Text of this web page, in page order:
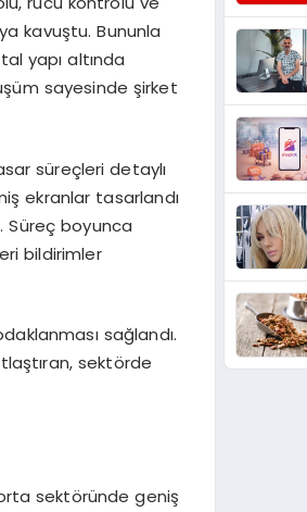
kavuştu. Bununla
yapı altında
sayesinde şirket
süreçleri detaylı
ekranlar tasarlandı
Süreç boyunca
bildirimler
sağlandı.
sektörde
sektöründe geniş